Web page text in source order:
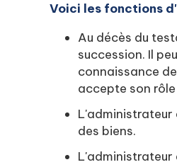
Voici les fonctions
Au décès du
succession. Il
connaissance
accepte son
L'administrateur
des biens.
L'administrateur